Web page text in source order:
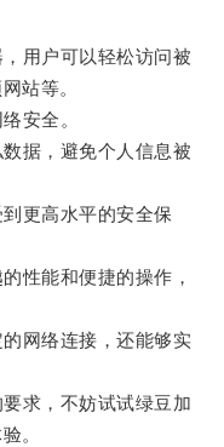
用户可以轻松访问被
站等。
安全。
据，避免个人信息被
更高水平的安全保
性能和便捷的操作，
网络连接，还能够实
求，不妨试试绿豆加
。